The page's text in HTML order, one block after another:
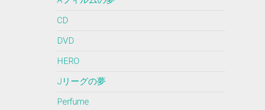
CD
DVD
HERO
Jリーグの夢
Perfume